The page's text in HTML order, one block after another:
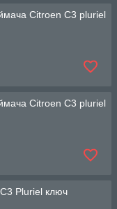
Citroen C3 pluriel
Citroen C3 pluriel
Pluriel ключ